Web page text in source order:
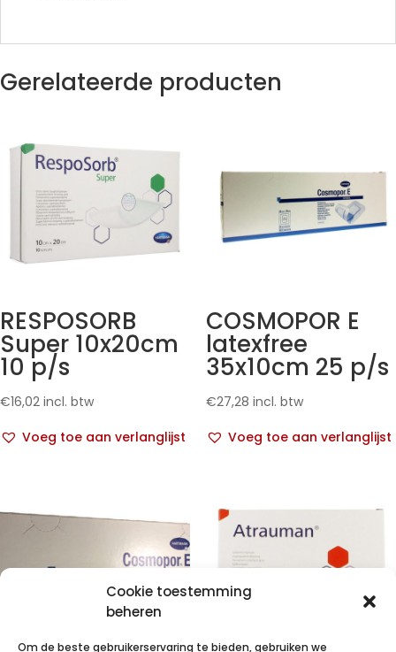
Cookie toestemming
beheren
Om de beste gebruikerservaring te bieden, gebruiken we
Gerelateerde producten
RESPOSORB
Super 10x20cm
10 p/s
€16,02 incl. btw
Voeg toe aan verlanglijst
COSMOPOR E
latexfree
35x10cm 25 p/s
€27,28 incl. btw
Voeg toe aan verlanglijst